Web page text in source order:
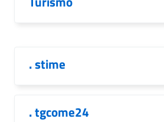
. stime
. tgcome24